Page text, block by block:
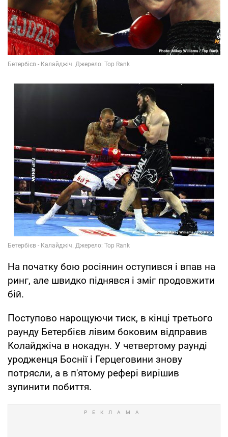
На початку бою росіянин оступився і впав на
ринг, але швидко піднявся і зміг продовжити
бій.
Поступово нарощуючи тиск, в кінці третього
раунду Бетербієв лівим боковим відправив
Колайджіча в нокадун. У четвертому раунді
уродженця Боснії і Герцеговини знову
потрясли, а в п'ятому рефері вирішив
зупинити побиття.